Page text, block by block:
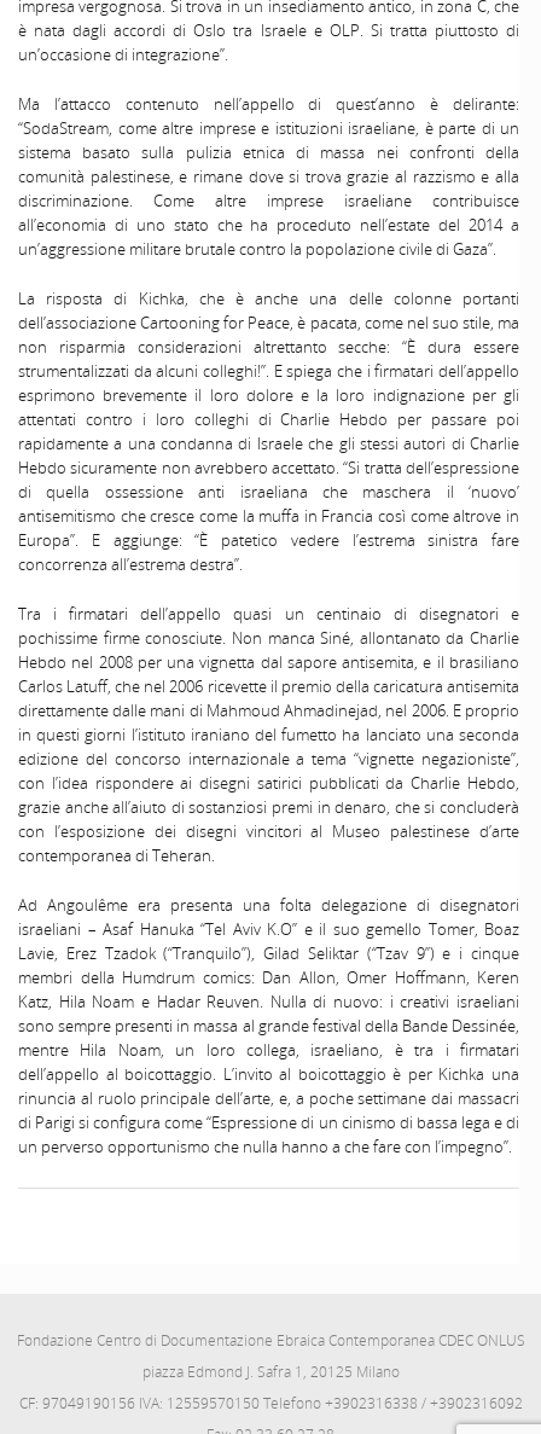
impresa vergognosa. Si trova in un insediamento antico, in zona C, che
è nata dagli accordi di Oslo tra Israele e OLP. Si tratta piuttosto di
un’occasione di integrazione”.
Ma l’attacco contenuto nell’appello di quest’anno è delirante:
“SodaStream, come altre imprese e istituzioni israeliane, è parte di un
sistema basato sulla pulizia etnica di massa nei confronti della
comunità palestinese, e rimane dove si trova grazie al razzismo e alla
discriminazione. Come altre imprese israeliane contribuisce
all’economia di uno stato che ha proceduto nell’estate del 2014 a
un’aggressione militare brutale contro la popolazione civile di Gaza”.
La risposta di Kichka, che è anche una delle colonne portanti
dell’associazione Cartooning for Peace, è pacata, come nel suo stile, ma
non risparmia considerazioni altrettanto secche: “È dura essere
strumentalizzati da alcuni colleghi!”. E spiega che i firmatari dell’appello
esprimono brevemente il loro dolore e la loro indignazione per gli
attentati contro i loro colleghi di Charlie Hebdo per passare poi
rapidamente a una condanna di Israele che gli stessi autori di Charlie
Hebdo sicuramente non avrebbero accettato. “Si tratta dell’espressione
di quella ossessione anti israeliana che maschera il ‘nuovo’
antisemitismo che cresce come la muffa in Francia così come altrove in
Europa”. E aggiunge: “È patetico vedere l’estrema sinistra fare
concorrenza all’estrema destra”.
Tra i firmatari dell’appello quasi un centinaio di disegnatori e
pochissime firme conosciute. Non manca Siné, allontanato da Charlie
Hebdo nel 2008 per una vignetta dal sapore antisemita, e il brasiliano
Carlos Latuff, che nel 2006 ricevette il premio della caricatura antisemita
direttamente dalle mani di Mahmoud Ahmadinejad, nel 2006. E proprio
in questi giorni l’istituto iraniano del fumetto ha lanciato una seconda
edizione del concorso internazionale a tema “vignette negazioniste”,
con l’idea rispondere ai disegni satirici pubblicati da Charlie Hebdo,
grazie anche all’aiuto di sostanziosi premi in denaro, che si concluderà
con l’esposizione dei disegni vincitori al Museo palestinese d’arte
contemporanea di Teheran.
Ad Angoulême era presenta una folta delegazione di disegnatori
israeliani – Asaf Hanuka “Tel Aviv K.O” e il suo gemello Tomer, Boaz
Lavie, Erez Tzadok (“Tranquilo”), Gilad Seliktar (“Tzav 9”) e i cinque
membri della Humdrum comics: Dan Allon, Omer Hoffmann, Keren
Katz, Hila Noam e Hadar Reuven. Nulla di nuovo: i creativi israeliani
sono sempre presenti in massa al grande festival della Bande Dessinée,
mentre Hila Noam, un loro collega, israeliano, è tra i firmatari
dell’appello al boicottaggio. L’invito al boicottaggio è per Kichka una
rinuncia al ruolo principale dell’arte, e, a poche settimane dai massacri
di Parigi si configura come “Espressione di un cinismo di bassa lega e di
un perverso opportunismo che nulla hanno a che fare con l’impegno”.
Fondazione Centro di Documentazione Ebraica Contemporanea CDEC ONLUS
piazza Edmond J. Safra 1, 20125 Milano
CF: 97049190156 IVA: 12559570150 Telefono +3902316338 / +3902316092